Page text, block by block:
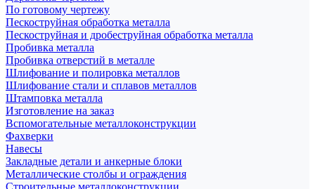
По готовому чертежу
Пескоструйная обработка металла
Пескоструйная и дробеструйная обработка металла
Пробивка металла
Пробивка отверстий в металле
Шлифование и полировка металлов
Шлифование стали и сплавов металлов
Штамповка металла
Изготовление на заказ
Вспомогательные металлоконструкции
Фахверки
Навесы
Закладные детали и анкерные блоки
Металлические столбы и ограждения
Строительные металлоконструкции